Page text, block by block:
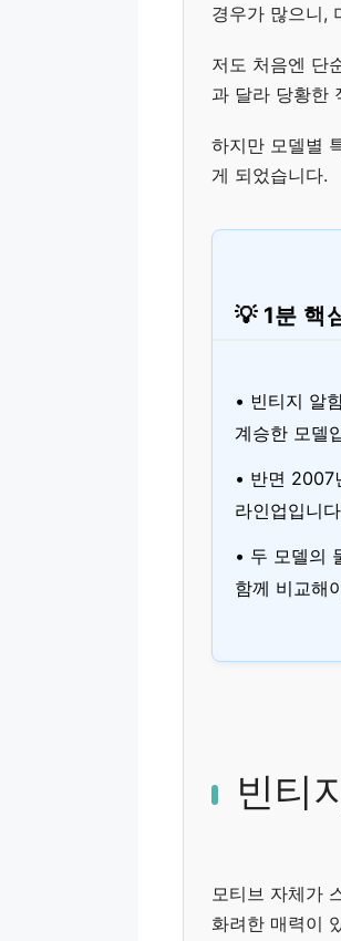
경우가 많으니,
저도 처음엔 단
과 달라 당황한
하지만 모델별
게 되었습니다.
💡 1분 핵
• 빈티지 알
계승한 모델
• 반면 2007
라인업입니
• 두 모델의
함께 비교해
빈티
모티브 자체가
화려한 매력이